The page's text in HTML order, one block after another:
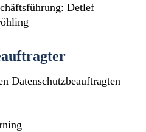
Detlef
Datenschutzbeauftragten